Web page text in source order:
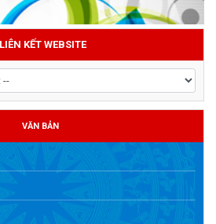
LIÊN KẾT WEBSITE
VĂN BẢN